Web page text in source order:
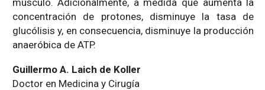
concentración de protones, disminuye la tasa de
glucólisis y, en consecuencia, disminuye la producción
anaeróbica de ATP.
Guillermo A. Laich de Koller
Doctor en Medicina y Cirugía